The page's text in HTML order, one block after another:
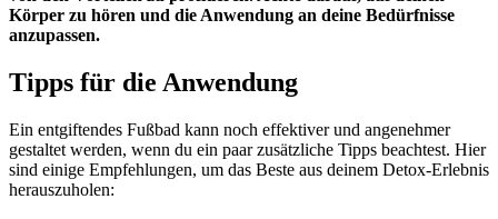
Körper zu hören und die Anwendung an deine Bedürfnisse
anzupassen.
Tipps für die Anwendung
Ein entgiftendes Fußbad kann noch effektiver und angenehmer
gestaltet werden, wenn du ein paar zusätzliche Tipps beachtest. Hier
sind einige Empfehlungen, um das Beste aus deinem Detox-Erlebnis
herauszuholen: